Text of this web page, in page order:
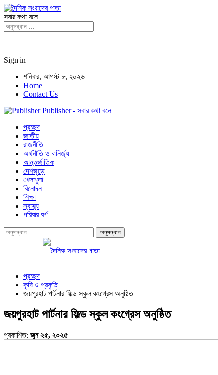
সবার কথা বলে
Sign in
শনিবার, আগস্ট ৮, ২০২৬
Home
Contact Us
Publisher - সবার কথা বলে
প্রচ্ছদ
জাতীয়
রাজনীতি
অর্থনীতি ও বানির্জ্য
আন্তর্জাতিক
দেশজুড়ে
খেলাধুলা
বিনোদন
শিক্ষা
স্বাস্থ্য
পরিবার বর্গ
প্রচ্ছদ
কৃষি ও প্রকৃতি
জয়পুরহাট পার্টনার ফিল্ড স্কুল কংগ্রেস অনুষ্ঠিত
জয়পুরহাট পার্টনার ফিল্ড স্কুল কংগ্রেস অনুষ্ঠিত
প্রকাশিত: জুন ২৫, ২০২৫